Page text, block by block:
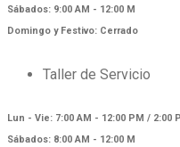
Sábados: 9:00 AM - 12:00 M
Domingo y Festivo: Cerrado
Taller de Servicio
Lun - Vie: 7:00 AM - 12:00 PM / 2:00
Sábados: 8:00 AM - 12:00 M